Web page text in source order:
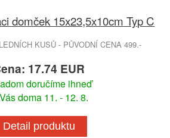
domček 15x23,5x10cm Typ C
KUSŮ - PŮVODNÍ CENA 499.-
17.74 EUR
doručíme ihneď
doma 11. - 12. 8.
Detail produktu